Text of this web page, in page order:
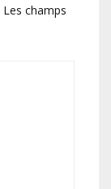
Les champs